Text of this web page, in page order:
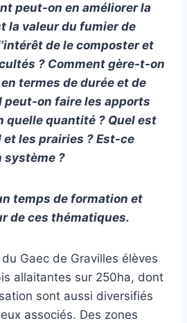
peut-on en améliorer la
la valeur du fumier de
dele composteret
? Comment gère-t-on
termes de durée et de
peut-on faire les apports
quelle quantité ? Quel est
et les prairies ? Est-ce
système ?
temps de formation et
de ces thématiques.
Gaec de Gravilles élèves
allaitantes sur 250ha, dont
sont aussi diversifiés
associés. Des zones